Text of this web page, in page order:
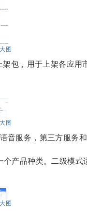
图
包，用于上架各应用
图
音服务，第三方服务和
产品种类。二级模式
图